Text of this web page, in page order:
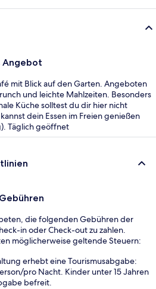
Angebot
mit Blick auf den Garten. Angeboten
und leichte Mahlzeiten. Besonders
Küche solltest du dir hier nicht
dein Essen im Freien genießen
Täglich geöffnet
die folgenden Gebühren der
in oder Check-out zu zahlen.
möglicherweise geltende Steuern:
erhebt eine Tourismusabgabe:
pro Nacht. Kinder unter 15 Jahren
befreit.